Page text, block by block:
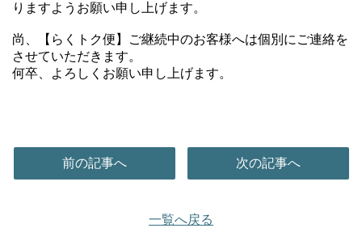
りますようお願い申し上げます。
尚、【らくトク便】ご継続中のお客様へは個別にご連絡を
させていただきます。
何卒、よろしくお願い申し上げます。
前の記事へ
一覧へ戻る
次の記事へ